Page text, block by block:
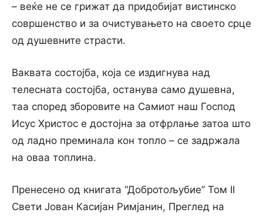
– веќе не се грижат да придобијат вистинско
совршенство и за очистувањето на своето срце
од душевните страсти.
Ваквата состојба, која се издигнува над
телесната состојба, останува само душевна,
таа според зборовите на Самиот наш Господ
Исус Христос e достојна за отфрлање затоа што
од ладно преминала кон топло – се задржала
на оваа топлина.
Пренесено од книгата “Добротољубие” Том II
Свети Јован Касијан Римјанин, Преглед на